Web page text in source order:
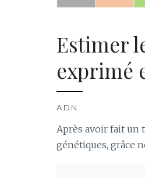
Estimer
exprimé
ADN
Après avoir fait un
génétiques, grâce